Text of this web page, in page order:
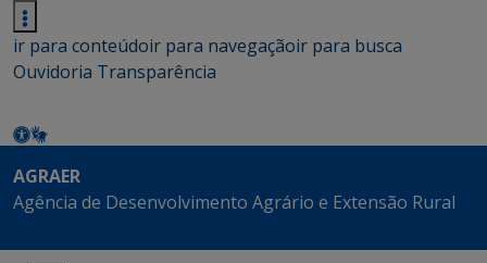
ir para conteúdoir para navegaçãoir para busca
Ouvidoria Transparência
AGRAER
Agência de Desenvolvimento Agrário e Extensão Rural